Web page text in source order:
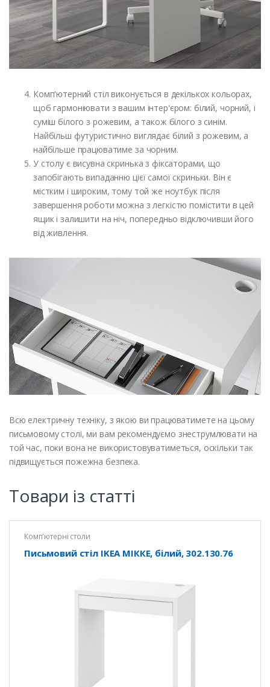
Комп'ютерний стіл виконується в декількох кольорах,
щоб гармоніювати з вашим інтер'єром: білий, чорний, і
суміш білого з рожевим, а також білого з синім.
Найбільш футуристично виглядає білий з рожевим, а
найбільше працюватиме за чорним.
У столу є висувна скринька з фіксаторами, що
запобігають випаданню цієї самої скриньки. Він є
містким і широким, тому той же ноутбук після
завершення роботи можна з легкістю помістити в цей
ящик і залишити на ніч, попередньо відключивши його
від живлення.
Всю електричну техніку, з якою ви працюватимете на цьому
письмовому столі, ми вам рекомендуємо знеструмлювати на
той час, поки вона не використовуватиметься, оскільки так
підвищується пожежна безпека.
Товари із статті
Комп'ютерні столи
Письмовий стіл IKEA МІККЕ, білий, 302.130.76